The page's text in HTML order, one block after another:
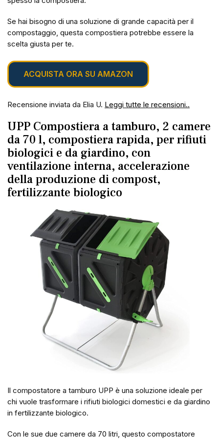
Se hai bisogno di una soluzione di grande capacità per il
compostaggio, questa compostiera potrebbe essere la
scelta giusta per te.
ACQUISTA ORA SU AMAZON
Recensione inviata da Elia U. Leggi tutte le recensioni..
UPP Compostiera a tamburo, 2 camere
da 70 l, compostiera rapida, per rifiuti
biologici e da giardino, con
ventilazione interna, accelerazione
della produzione di compost,
fertilizzante biologico
Il compostatore a tamburo UPP è una soluzione ideale per
chi vuole trasformare i rifiuti biologici domestici e da giardino
in fertilizzante biologico.
Con le sue due camere da 70 litri, questo compostatore